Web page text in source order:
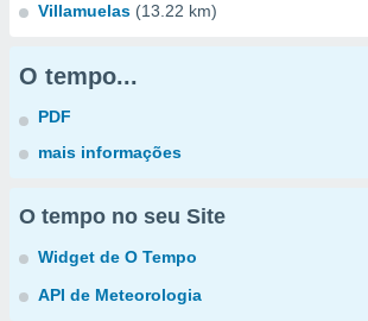
Villamuelas (13.22 km)
O tempo...
PDF
mais informações
O tempo no seu Site
Widget de O Tempo
API de Meteorologia